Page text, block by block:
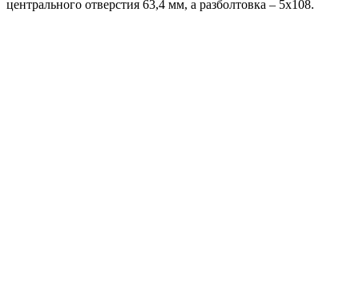
центрального отверстия 63,4 мм, а разболтовка – 5х108.